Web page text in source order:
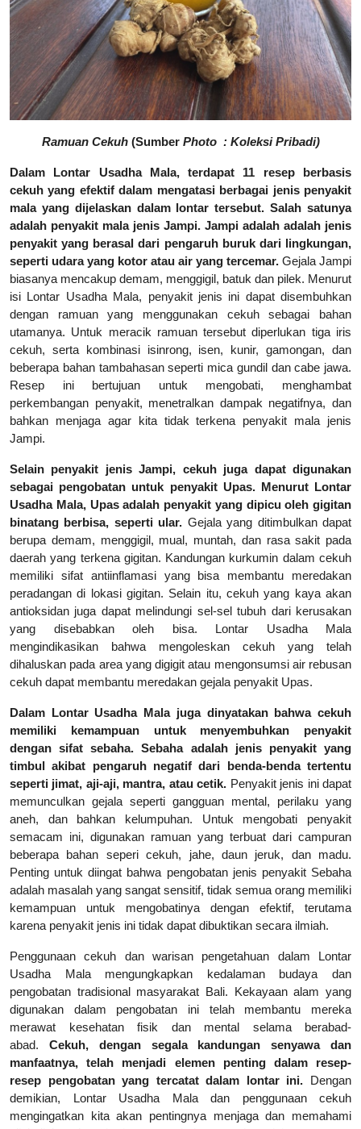
Ramuan Cekuh(Sumber Photo : Koleksi Pribadi)
Dalam Lontar Usadha Mala, terdapat 11 resep berbasis
cekuh yang efektif dalam mengatasi berbagai jenis penyakit
mala yang dijelaskan dalam lontar tersebut. Salah satunya
adalah penyakit mala jenis Jampi. Jampi adalah adalah jenis
penyakit yang berasal dari pengaruh buruk dari lingkungan,
seperti udara yang kotor atau air yang tercemar. Gejala Jampi
biasanya mencakup demam, menggigil, batuk dan pilek. Menurut
isi Lontar Usadha Mala, penyakit jenis ini dapat disembuhkan
dengan ramuan yang menggunakan cekuh sebagai bahan
utamanya. Untuk meracik ramuan tersebut diperlukan tiga iris
cekuh, serta kombinasi isinrong, isen, kunir, gamongan, dan
beberapa bahan tambahasan seperti mica gundil dan cabe jawa.
Resep ini bertujuan untuk mengobati, menghambat
perkembangan penyakit, menetralkan dampak negatifnya, dan
bahkan menjaga agar kita tidak terkena penyakit mala jenis
Jampi.
Selain penyakit jenis Jampi, cekuh juga dapat digunakan
sebagai pengobatan untuk penyakit Upas. Menurut Lontar
Usadha Mala, Upas adalah penyakit yang dipicu oleh gigitan
binatang berbisa, seperti ular. Gejala yang ditimbulkan dapat
berupa demam, menggigil, mual, muntah, dan rasa sakit pada
daerah yang terkena gigitan. Kandungan kurkumin dalam cekuh
memiliki sifat antiinflamasi yang bisa membantu meredakan
peradangan di lokasi gigitan. Selain itu, cekuh yang kaya akan
antioksidan juga dapat melindungi sel-sel tubuh dari kerusakan
yang disebabkan oleh bisa. Lontar Usadha Mala
mengindikasikan bahwa mengoleskan cekuh yang telah
dihaluskan pada area yang digigit atau mengonsumsi air rebusan
cekuh dapat membantu meredakan gejala penyakit Upas.
Dalam Lontar Usadha Mala juga dinyatakan bahwa cekuh
memiliki kemampuan untuk menyembuhkan penyakit
dengan sifat sebaha. Sebaha adalah jenis penyakit yang
timbul akibat pengaruh negatif dari benda-benda tertentu
seperti jimat, aji-aji, mantra, atau cetik. Penyakit jenis ini dapat
memunculkan gejala seperti gangguan mental, perilaku yang
aneh, dan bahkan kelumpuhan. Untuk mengobati penyakit
semacam ini, digunakan ramuan yang terbuat dari campuran
beberapa bahan seperi cekuh, jahe, daun jeruk, dan madu.
Penting untuk diingat bahwa pengobatan jenis penyakit Sebaha
adalah masalah yang sangat sensitif, tidak semua orang memiliki
kemampuan untuk mengobatinya dengan efektif, terutama
karena penyakit jenis ini tidak dapat dibuktikan secara ilmiah.
Penggunaan cekuh dan warisan pengetahuan dalam Lontar
Usadha Mala mengungkapkan kedalaman budaya dan
pengobatan tradisional masyarakat Bali. Kekayaan alam yang
digunakan dalam pengobatan ini telah membantu mereka
merawat kesehatan fisik dan mental selama berabad-
abad. Cekuh, dengan segala kandungan senyawa dan
manfaatnya, telah menjadi elemen penting dalam resep-
resep pengobatan yang tercatat dalam lontar ini. Dengan
demikian, Lontar Usadha Mala dan penggunaan cekuh
mengingatkan kita akan pentingnya menjaga dan memahami